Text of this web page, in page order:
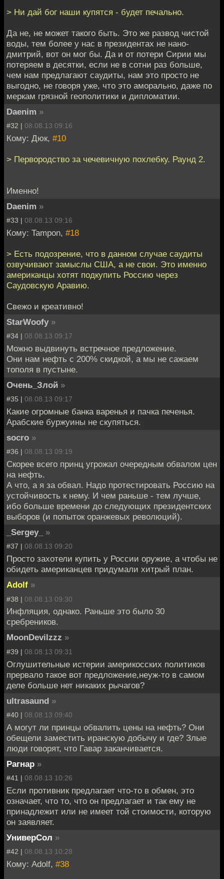
> Ни дай бог наши купятся - будет печально.
Да не, не может такого быть. Это же развод чистой
воды, тем более у нас в президентах не нано-
дмитрий, вот он мог бы. Да и от потери Сирии мы
потеряем в десятки, если не в сотни раз больше,
чем нам предлагают саудиты, нам это просто не
выгодно, не говоря уже, что это аморально, даже по
меркам грязной геополитики и дипломатии.
Daenim »
#32 | 08.08.13 09:16
Кому: Дюк, #10
> Первородство за чечевичную похлебку. Раунд 2.
Именно!
Daenim »
#33 | 08.08.13 09:16
Кому: Tampon, #18
> Есть подозрение, что в данном случае саудиты
озвучивают замыслы США, а не свои. Это именно
американцы хотят подкупить Россию через
Саудовскую Аравию.
Свежо и креативно!
StarWoofy »
#34 | 08.08.13 09:17
Можно выдвинуть встречное предложение.
Они нам нефть с 200% скидкой, а мы не сажаем
тополя в пустыне.
Очень_Злой »
#35 | 08.08.13 09:17
Какие огромные банка варенья и пачка печенья.
Арабские буржуины не скупяться.
socro »
#36 | 08.08.13 09:19
Скорее всего принц угрожал очередным обвалом цен
на нефть.
А что, а я за обвал. Надо протестировать Россию на
устойчивость к нему. И чем раньше - тем лучше,
ибо больше времени до следующих президентских
выборов (и попыток оранжевых революций).
_Sergey_
»
#37 | 08.08.13 09:20
Просто захотели купить у России оружие, а чтобы не
обидеть американцев придумали хитрый план.
Adolf »
#38 | 08.08.13 09:30
Инфляция, однако. Раньше это было 30
сребреников.
MoonDevilzzz »
#39 | 08.08.13 09:31
Оглушительные истерии америкосских политиков
прервало такое вот предложение,неуж-то в самом
деле больше нет никаких рычагов?
ultrasaund »
#40 | 08.08.13 09:40
А могут ли принцы обвалить цены на нефть? Они
обещели заместить иранскую добычу и где? Злые
люди говорят, что Гавар заканчивается.
Рагнар »
#41 | 08.08.13 10:26
Если противник предлагает что-то в обмен, это
означает, что то, что он предлагает и так ему не
принадлежит или не имеет той стоимости, которую
он заявляет.
УниверСол »
#42 | 08.08.13 10:28
Кому: Adolf, #38